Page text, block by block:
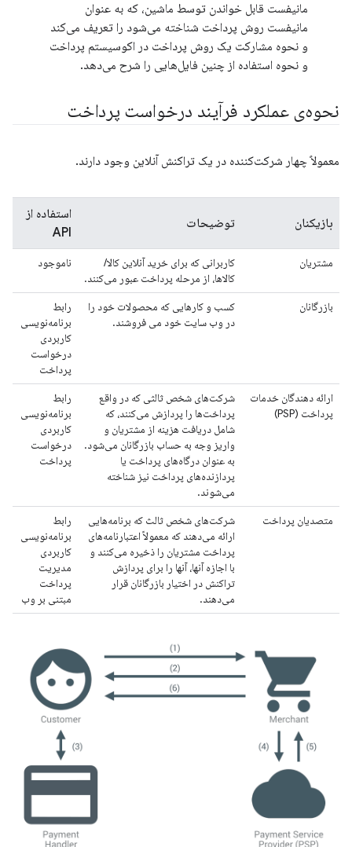
مانیفست قابل خواندن توسط ماشین، که به عنوان
مانیفست روش پرداخت شناخته می‌شود را تعریف می‌کند
و نحوه مشارکت یک روش پرداخت در اکوسیستم پرداخت
و نحوه استفاده از چنین فایل‌هایی را شرح می‌دهد.
نحوه‌ی عملکرد فرآیند درخواست پرداخت
معمولاً چهار شرکت‌کننده در یک تراکنش آنلاین وجود دارند.
بازیکنان توضیحات
استفاده از
API
مشتریان
کاربرانی که برای خرید آنلاین کالا/
کالاها، از مرحله پرداخت عبور می‌کنند.
ناموجود
بازرگانان
کسب و کارهایی که محصولات خود را
در وب سایت خود می فروشند.
رابط
برنامه‌نویسی
کاربردی
درخواست
پرداخت
ارائه دهندگان خدمات
پرداخت (PSP)
شرکت‌های شخص ثالثی که در واقع
پرداخت‌ها را پردازش می‌کنند، که
شامل دریافت هزینه از مشتریان و
واریز وجه به حساب بازرگانان می‌شود.
به عنوان درگاه‌های پرداخت یا
پردازنده‌های پرداخت نیز شناخته
می‌شوند.
رابط
برنامه‌نویسی
کاربردی
درخواست
پرداخت
متصدیان پرداخت
شرکت‌های شخص ثالث که برنامه‌هایی
ارائه می‌دهند که معمولاً اعتبارنامه‌های
پرداخت مشتریان را ذخیره می‌کنند و
با اجازه آنها، آنها را برای پردازش
تراکنش در اختیار بازرگانان قرار
می‌دهند.
رابط
برنامه‌نویسی
کاربردی
مدیریت
پرداخت
مبتنی بر وب